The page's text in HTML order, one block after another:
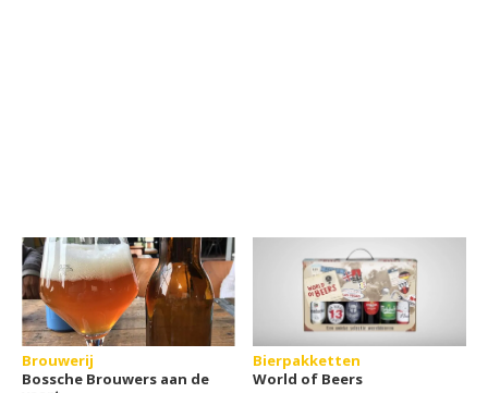
Brouwerij
Bossche Brouwers aan de
Bierpakketten
World of Beers